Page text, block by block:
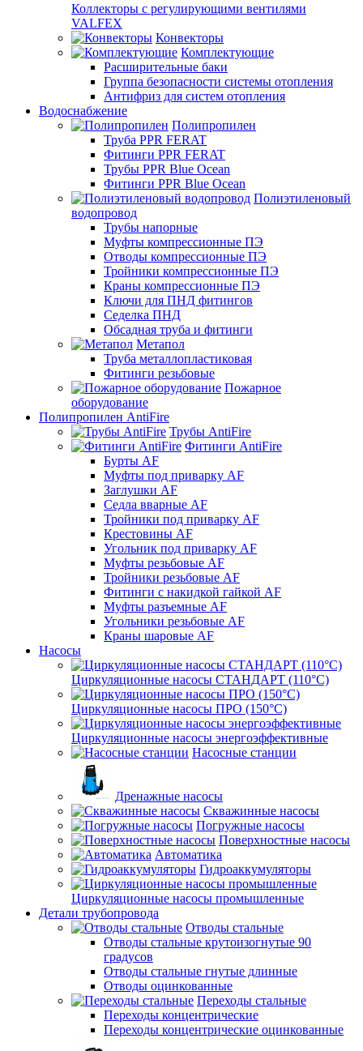
Коллекторы с регулирующими вентилями
VALFEX
Конвекторы
Комплектующие
Расширительные баки
Группа безопасности системы отопления
Антифриз для систем отопления
Водоснабжение
Полипропилен
Труба PPR FERAT
Фитинги PPR FERAT
Трубы PPR Blue Ocean
Фитинги PPR Blue Ocean
Полиэтиленовый
водопровод
Трубы напорные
Муфты компрессионные ПЭ
Отводы компрессионные ПЭ
Тройники компрессионные ПЭ
Краны компрессионные ПЭ
Ключи для ПНД фитингов
Седелка ПНД
Обсадная труба и фитинги
Метапол
Труба металлопластиковая
Фитинги резьбовые
Пожарное
оборудование
Полипропилен AntiFire
Трубы AntiFire
Фитинги AntiFire
Бурты AF
Муфты под приварку AF
Заглушки AF
Седла вварные AF
Тройники под приварку AF
Крестовины AF
Угольник под приварку AF
Муфты резьбовые AF
Тройники резьбовые AF
Фитинги с накидкой гайкой AF
Муфты разъемные AF
Угольники резьбовые AF
Краны шаровые AF
Насосы
Циркуляционные насосы СТАНДАРТ (110°C)
Циркуляционные насосы ПРО (150°C)
Циркуляционные насосы энергоэффективные
Насосные станции
Дренажные насосы
Скважинные насосы
Погружные насосы
Поверхностные насосы
Автоматика
Гидроаккумуляторы
Циркуляционные насосы промышленные
Детали трубопровода
Отводы стальные
Отводы стальные крутоизогнутые 90
градусов
Отводы стальные гнутые длинные
Отводы оцинкованные
Переходы стальные
Переходы концентрические
Переходы концентрические оцинкованные